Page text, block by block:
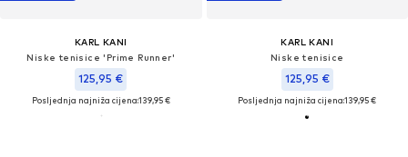
KARL KANI
Niske tenisice 'Prime Runner'
125,95 €
Posljednja najniža cijena:139,95 €
KARL KANI
Niske tenisice
125,95 €
Posljednja najniža cijena:139,95 €